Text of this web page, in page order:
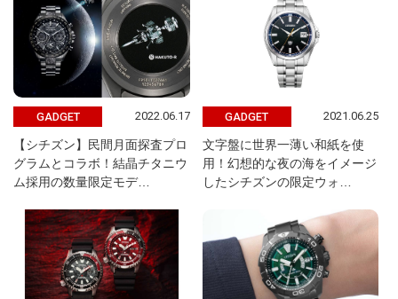
GADGET 2022.06.17
【シチズン】民間月面探査プロ
グラムとコラボ！結晶チタニウ
ム採用の数量限定モデ…
GADGET 2021.06.25
文字盤に世界一薄い和紙を使
用！幻想的な夜の海をイメージ
したシチズンの限定ウォ…